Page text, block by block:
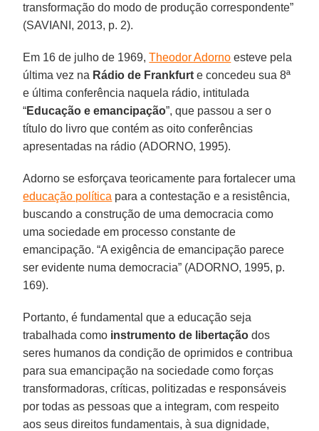
transformação do modo de produção correspondente”
(SAVIANI, 2013, p. 2).
Em 16 de julho de 1969,Theodor Adorno esteve pela
última vez na Rádio de Frankfurt e concedeu sua 8ª
e última conferência naquela rádio, intitulada
“Educação e emancipação”, que passou a ser o
título do livro que contém as oito conferências
apresentadas na rádio (ADORNO, 1995).
Adorno se esforçava teoricamente para fortalecer uma
educação política para a contestação e a resistência,
buscando a construção de uma democracia como
uma sociedade em processo constante de
emancipação. “A exigência de emancipação parece
ser evidente numa democracia” (ADORNO, 1995, p.
169).
Portanto, é fundamental que a educação seja
trabalhada como instrumento de libertação dos
seres humanos da condição de oprimidos e contribua
para sua emancipação na sociedade como forças
transformadoras, críticas, politizadas e responsáveis
por todas as pessoas que a integram, com respeito
aos seus direitos fundamentais, à sua dignidade,